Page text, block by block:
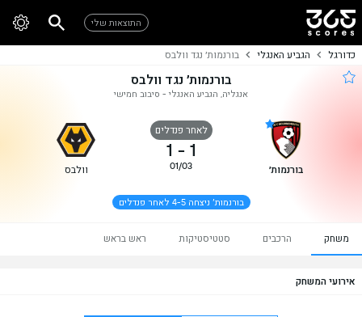
התוצאות שלי
כדורגל הגביע האנגלי בורנמות׳ נגד וולבס
בורנמות׳ נגד וולבס
אנגליה, הגביע האנגלי - סיבוב חמישי
בורנמות׳
לאחר פנדלים
1
-
1
01/03 וולבס
בורנמות׳ ניצחה 4-5 לאחר פנדלים
משחק הרכבים סטטיסטיקות ראש בראש
אירועי המשחק